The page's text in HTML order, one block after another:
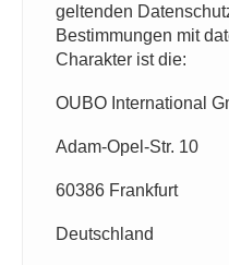
geltenden
Bestimmungen mit
Charakter ist die:
OUBO International
Adam-Opel-Str. 10
60386 Frankfurt
Deutschland